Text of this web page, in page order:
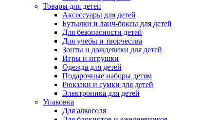
Товары для детей
Аксессуары для детей
Бутылки и ланч-боксы для детей
Для безопасности детей
Для учебы и творчества
Зонты и дождевики для детей
Игры и игрушки
Одежда для детей
Подарочные наборы детям
Рюкзаки и сумки для детей
Электроника для детей
Упаковка
Для алкоголя